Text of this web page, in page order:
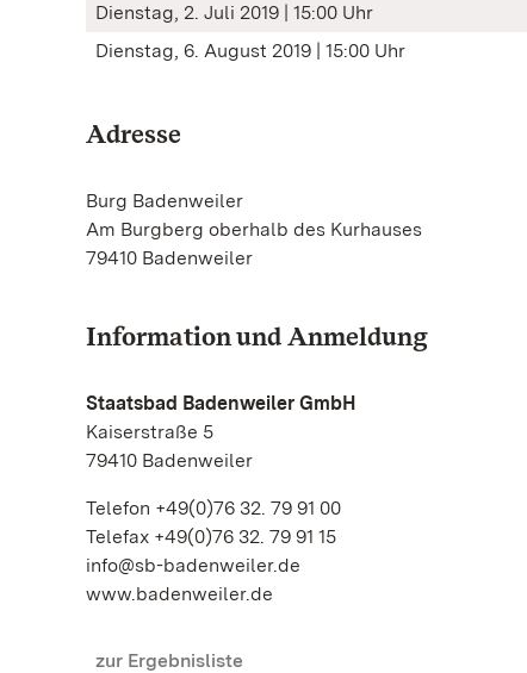
Dienstag, 2. Juli 2019 | 15:00 Uhr
Dienstag, 6. August 2019 | 15:00 Uhr
Adresse
Burg Badenweiler
Am Burgberg oberhalb des Kurhauses
79410 Badenweiler
Information und Anmeldung
Staatsbad Badenweiler GmbH
Kaiserstraße 5
79410 Badenweiler
Telefon +49(0)76 32. 79 91 00
Telefax +49(0)76 32. 79 91 15
info@sb-badenweiler.de
www.badenweiler.de
zur Ergebnisliste